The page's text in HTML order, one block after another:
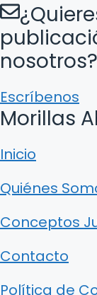
nosotros?
Escríbenos
Morillas
Inicio
Quiénes
Conceptos
Contacto
Política de